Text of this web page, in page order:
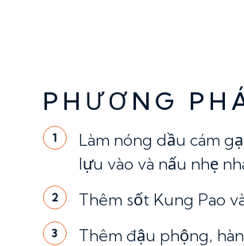
PHƯƠNG
1
Làm nóng dầu cám
lựu vào và nấu nhẹ
2 Thêm sốt Kung Pao
3 Thêm đậu phộng,